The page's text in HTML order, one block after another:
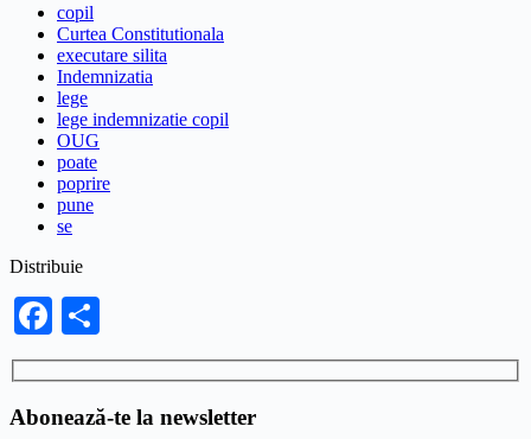
copil
Curtea Constitutionala
executare silita
Indemnizatia
lege
lege indemnizatie copil
OUG
poate
poprire
pune
se
Distribuie
Facebook
Abonează-te la newsletter